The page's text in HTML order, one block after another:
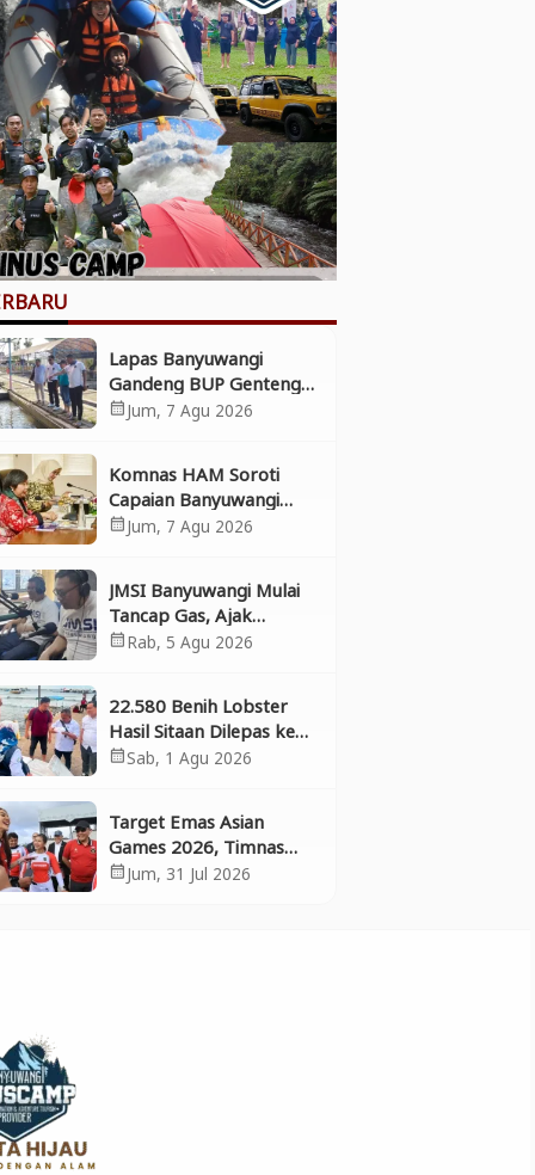
Lapas Banyuwangi
Gandeng BUP Genteng
Dukung Ketahanan
calendar_monthJum, 7 Agu 2026
Komnas HAM Soroti
Capaian Banyuwangi
dalam Pembangunan
Inklusif, Diusulkan Ikut
calendar_monthJum, 7 Agu 2026
JMSI Banyuwangi Mulai
Tancap Gas, Ajak
Perusahaan Pers
Bergabung dan Perkuat
calendar_monthRab, 5 Agu 2026
22.580 Benih Lobster
Hasil Sitaan Dilepas ke
Laut, Polresta
Banyuwangi Selamatkan
Ekosistem
calendar_monthSab, 1 Agu 2026
Target Emas Asian
Games 2026, Timnas
BMX Indonesia
calendar_monthJum, 31 Jul 2026